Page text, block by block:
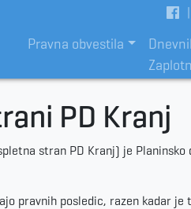
|
Pravna obvestila
PD Kranj
stran PD Kranj) je Planinsko
pravnih posledic, razen kadar je